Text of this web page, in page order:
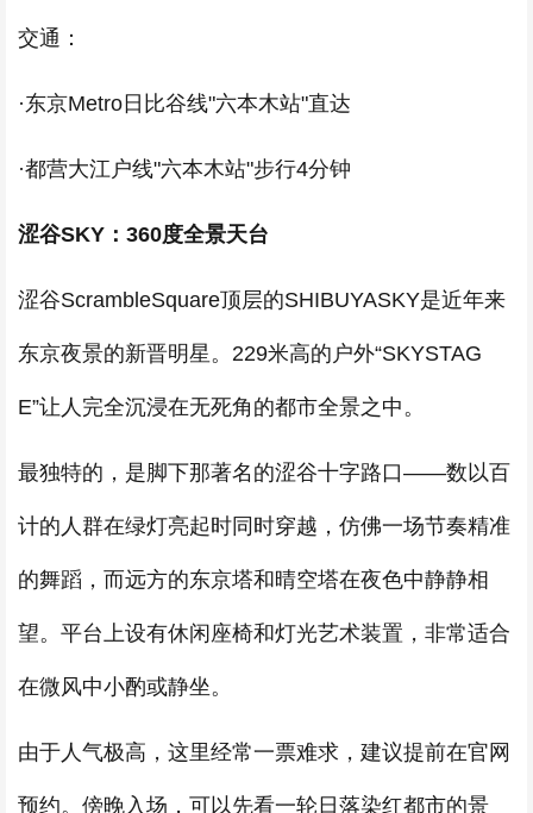
交通：
·东京Metro日比谷线"六本木站"直达
·都营大江户线"六本木站"步行4分钟
涩谷SKY：360度全景天台
涩谷ScrambleSquare顶层的SHIBUYASKY是近年来
东京夜景的新晋明星。229米高的户外“SKYSTAG
E”让人完全沉浸在无死角的都市全景之中。
最独特的，是脚下那著名的涩谷十字路口——数以百
计的人群在绿灯亮起时同时穿越，仿佛一场节奏精准
的舞蹈，而远方的东京塔和晴空塔在夜色中静静相
望。平台上设有休闲座椅和灯光艺术装置，非常适合
在微风中小酌或静坐。
由于人气极高，这里经常一票难求，建议提前在官网
预约。傍晚入场，可以先看一轮日落染红都市的景